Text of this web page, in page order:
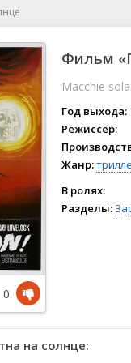
🕺 Мюзикл
👨‍💻
🎤 Ток-
🧙‍♀️
🏅
Фильм
Macchie
Год выхода:
Режиссёр:
Жанр:
В ролях:
Разделы:
0
на солнце: